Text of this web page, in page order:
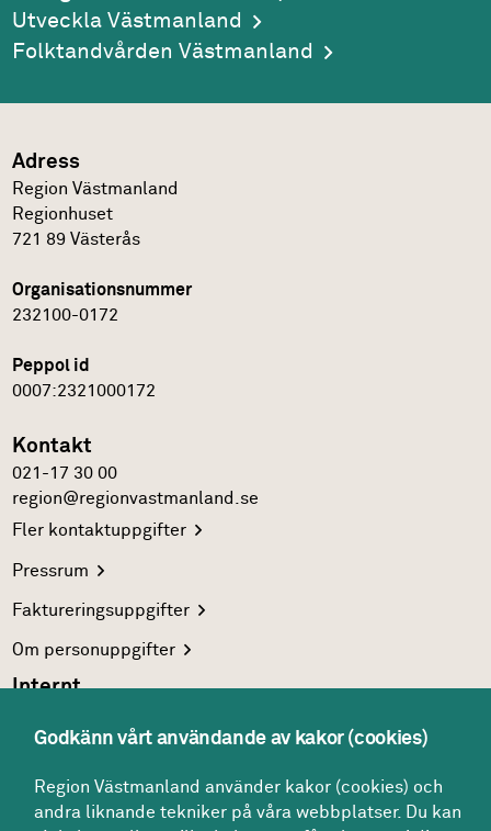
Utveckla Västmanland
Folktandvården Västmanland
Adress
Region Västmanland
Regionhuset
721 89 Västerås
Organisationsnummer
232100-0172
Peppol id
0007:2321000172
Kontakt
021-17 30 00
region@regionvastmanland.se
Flerkontaktuppgifter
Pressrum
Faktureringsuppgifter
Om personuppgifter
Internt
Internasystem
Godkänn vårt användande av kakor (cookies)
Region Västmanland använder kakor (cookies) och
andra liknande tekniker på våra webbplatser. Du kan